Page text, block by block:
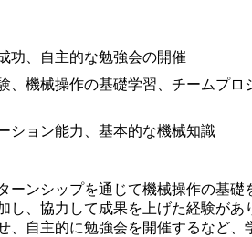
功、自主的な勉強会の開催
、機械操作の基礎学習、チームプロ
ション能力、基本的な機械知識
ーンシップを通じて機械操作の基礎
し、協力して成果を上げた経験があ
、自主的に勉強会を開催するなど、